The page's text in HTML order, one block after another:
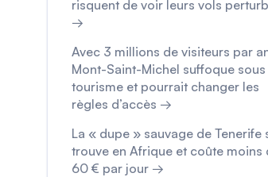
risquent de voir leurs vols
→
Avec 3 millions de visiteurs par
Mont-Saint-Michel suffoque sous
tourisme et pourrait changer les
règles d’accès →
La « dupe » sauvage de Tenerife
trouve en Afrique et coûte moins
60 € par jour →